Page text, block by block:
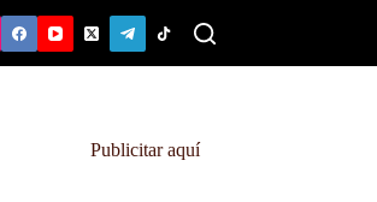
Publicitar aquí